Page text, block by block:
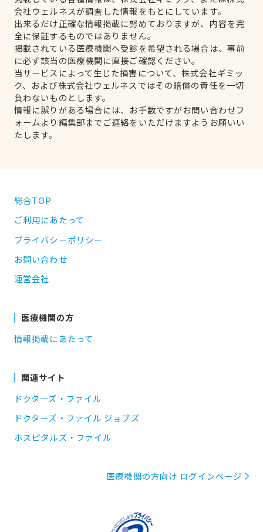
会社ウェルネスが調査した情報をもとにしています。
出来るだけ正確な情報掲載に努めておりますが、内容を完
全に保証するものではありません。
掲載されている医療機関へ受診を希望される場合は、事前
に必ず該当の医療機関に直接ご確認ください。
当サービスによって生じた損害について、株式会社ギミッ
ク、および株式会社ウェルネスではその賠償の責任を一切
負わないものとします。
情報に誤りがある場合には、お手数ですがお問い合わせフ
ォームより編集部までご連絡をいただけますようお願いい
たします。
総合TOP
ご利用にあたって
プライバシーポリシー
お問い合わせ
運営会社
医療機関の方
情報掲載にあたって
関連サイト
ドクターズ・ファイル
ドクターズ・ファイル ジョブズ
ホスピタルズ・ファイル
医療機関の方向け ログインページ